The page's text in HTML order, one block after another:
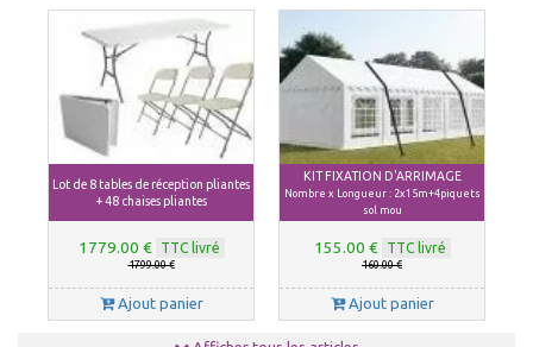
Lot de 8 tables de réception pliantes
+ 48 chaises pliantes
1779.00 € TTC livré
1799.00 €
Ajout panier
KIT FIXATION D'ARRIMAGE
Nombre x Longueur : 2x15m+4piquets
sol mou
155.00 € TTC livré
160.00 €
Ajout panier